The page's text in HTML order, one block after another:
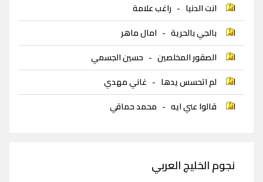
انت الدنيا - راغب علامة
بالجي بالحرية - امال ماهر
الصقور المخلصين - حسين الجسمي
لم اتحسس يدها - غاني مهدي
قالوا عني ايه - محمد حماقي
نجوم الخليج العربي